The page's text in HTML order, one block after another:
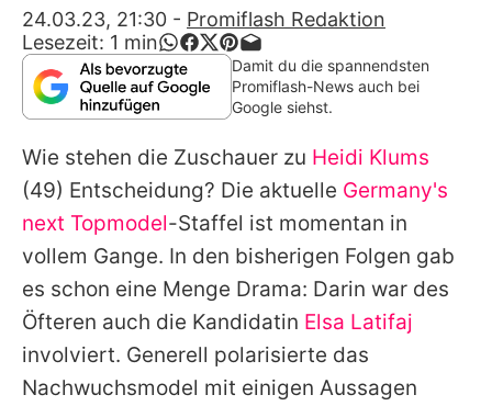
App runterladen
Team
Redaktionelle Richtlinien
Impressum
Datenschutzerklärung
Nutzungsbedingungen
Utiq verwalten
24.03.23, 21:30 - Promiflash Redaktion
Lesezeit: 1 min
Damit du die spannendsten
Promiflash-News auch bei
Google siehst.
Wie stehen die Zuschauer zu Heidi Klums
(49) Entscheidung? Die aktuelle Germany's
next Topmodel-Staffel ist momentan in
vollem Gange. In den bisherigen Folgen gab
es schon eine Menge Drama: Darin war des
Öfteren auch die Kandidatin Elsa Latifaj
involviert. Generell polarisierte das
Nachwuchsmodel mit einigen Aussagen